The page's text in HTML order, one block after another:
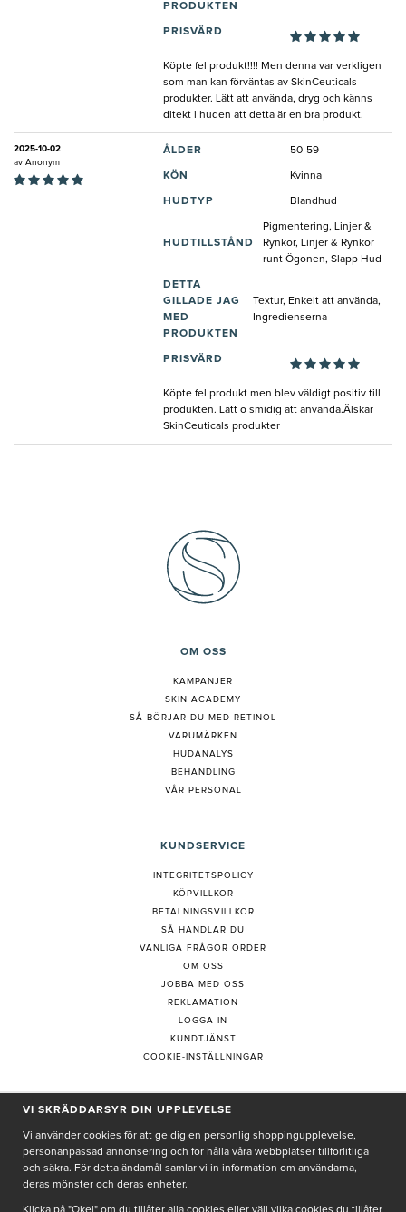
PRODUKTEN
PRISVÄRD
Köpte fel produkt!!!! Men denna var verkligen
som man kan förväntas av SkinCeuticals
produkter. Lätt att använda, dryg och känns
ditekt i huden att detta är en bra produkt.
2025-10-02
av Anonym
ÅLDER 50-59
KÖN Kvinna
HUDTYP Blandhud
HUDTILLSTÅND
Pigmentering, Linjer &
Rynkor, Linjer & Rynkor
runt Ögonen, Slapp Hud
DETTA
GILLADE JAG
MED
PRODUKTEN
Textur, Enkelt att använda,
Ingredienserna
PRISVÄRD
Köpte fel produkt men blev väldigt positiv till
produkten. Lätt o smidig att använda.Älskar
SkinCeuticals produkter
OM OSS
KAMPANJER
SKIN ACADEMY
SÅ BÖRJAR DU MED RETINOL
VARUMÄRKEN
HUDANALYS
BEHANDLING
VÅR PERSONAL
KUNDSERVICE
INTEGRITETSPOLICY
KÖPVILLKOR
BETALNINGSVILLKOR
SÅ HANDLAR DU
VANLIGA FRÅGOR ORDER
OM OSS
JOBBA MED OSS
REKLAMATION
LOGGA IN
KUNDTJÄNST
COOKIE-INSTÄLLNINGAR
PRENUMERERA PÅ NYHETSBREV
Genom att ge min e-post, accepterar jag Seth och Sallyintegritetspolicy
VI SKRÄDDARSYR DIN UPPLEVELSE
Vi använder cookies för att ge dig en personlig shoppingupplevelse,
personanpassad annonsering och för hålla våra webbplatser tillförlitliga
och säkra. För detta ändamål samlar vi in information om användarna,
deras mönster och deras enheter.